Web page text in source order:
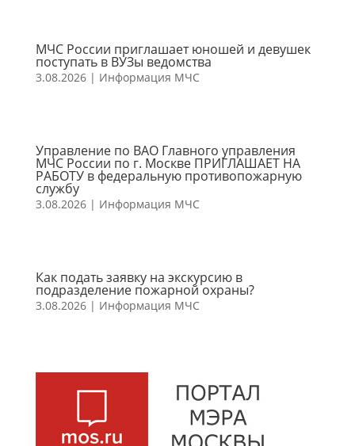
МЧС России приглашает юношей и девушек
поступать в ВУЗы ведомства
3.08.2026| Информация МЧС
Управление по ВАО Главного управления
МЧС России по г. Москве ПРИГЛАШАЕТ НА
РАБОТУ в федеральную противопожарную
службу
3.08.2026| Информация МЧС
Как подать заявку на экскурсию в
подразделение пожарной охраны?
3.08.2026| Информация МЧС